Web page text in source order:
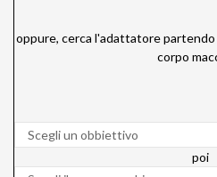
oppure, cerca l'adattatore
corpo
poi